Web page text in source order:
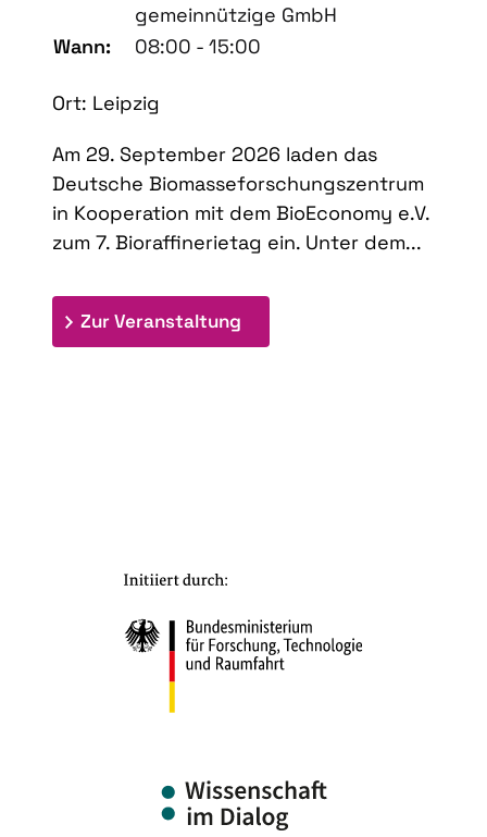
gemeinnützige GmbH
Wann:
08:00 - 15:00
Ort: Leipzig
Am 29. September 2026 laden das
Deutsche Biomasseforschungszentrum
in Kooperation mit dem BioEconomy e.V.
zum 7. Bioraffinerietag ein. Unter dem...
Zur Veranstaltung